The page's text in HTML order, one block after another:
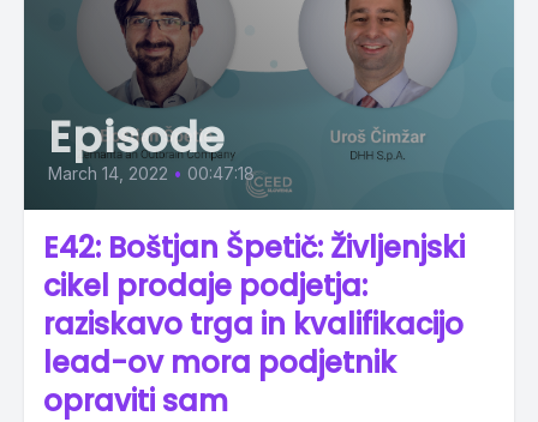
Episode
March 14, 2022 • 00:47:18
E42: Boštjan Špetič: Življenjski
cikel prodaje podjetja:
raziskavo trga in kvalifikacijo
lead-ov mora podjetnik
opraviti sam